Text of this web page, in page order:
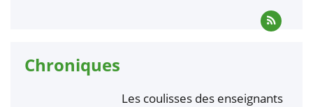
Chroniques
Les coulisses des enseignants